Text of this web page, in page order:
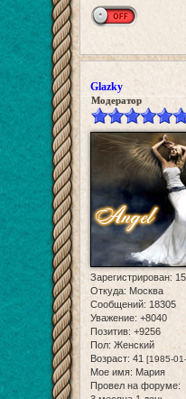
Glazky
Модератор
Зарегистрирован:
Откуда: Москва
Сообщений: 18305
Уважение: +8040
Позитив: +9256
Пол: Женский
Возраст: 41 [1985-
Мое имя: Мария
Провел на форуме: